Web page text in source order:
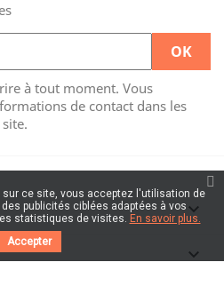
à tout moment. Vous
de contact dans les


sur ce site, vous acceptez l'utilisation de
publicités ciblées adaptées à vos
statistiques de visites. En savoir plus.
Accepter